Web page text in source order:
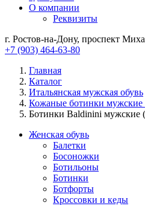
О компании
Реквизиты
г. Ростов-на-Дону, проспект
+7 (903) 464-63-80
Главная
Каталог
Итальянская мужская обувь
Кожаные ботинки мужские
Ботинки Baldinini мужские
Женская обувь
Балетки
Босоножки
Ботильоны
Ботинки
Ботфорты
Кроссовки и кеды